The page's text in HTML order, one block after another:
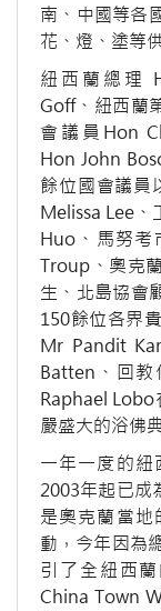
南、中國等各
花、燈、塗等
紐西蘭總理
Goff、紐西蘭
會議員Hon
Hon John
餘位國會議員
Melissa Lee
Huo、馬努考
Troup、奧克
生、北島協會
150餘位各界
Mr Pandit
Batten、回
Raphael Lobo
嚴盛大的浴佛
一年一度的紐
2003年起已成
是奧克蘭當地
動，今年因為
引了全紐西
China Town